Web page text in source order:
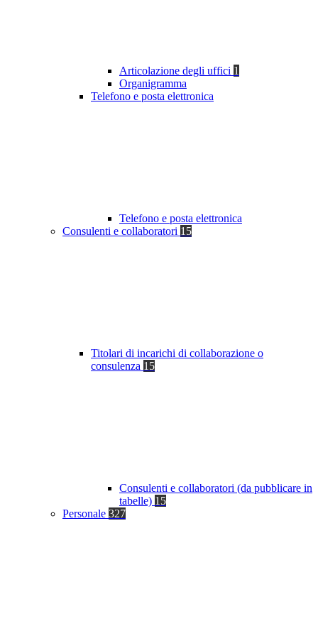
Articolazione degli uffici 1
Organigramma
Telefono e posta elettronica
Telefono e posta elettronica
Consulenti e collaboratori 15
Titolari di incarichi di collaborazione o
consulenza 15
Consulenti e collaboratori (da pubblicare in
tabelle) 15
Personale 327